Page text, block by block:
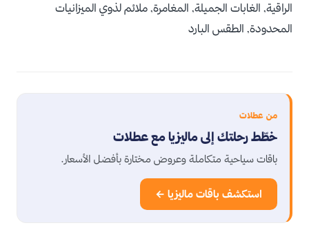
الراقية, الغابات الجميلة, المغامرة, ملائم لذوي الميزانيات
المحدودة, الطقس البارد
من عطلات
خطّط رحلتك إلى ماليزيا مع عطلات
باقات سياحية متكاملة وعروض مختارة بأفضل الأسعار.
استكشف باقات ماليزيا ←